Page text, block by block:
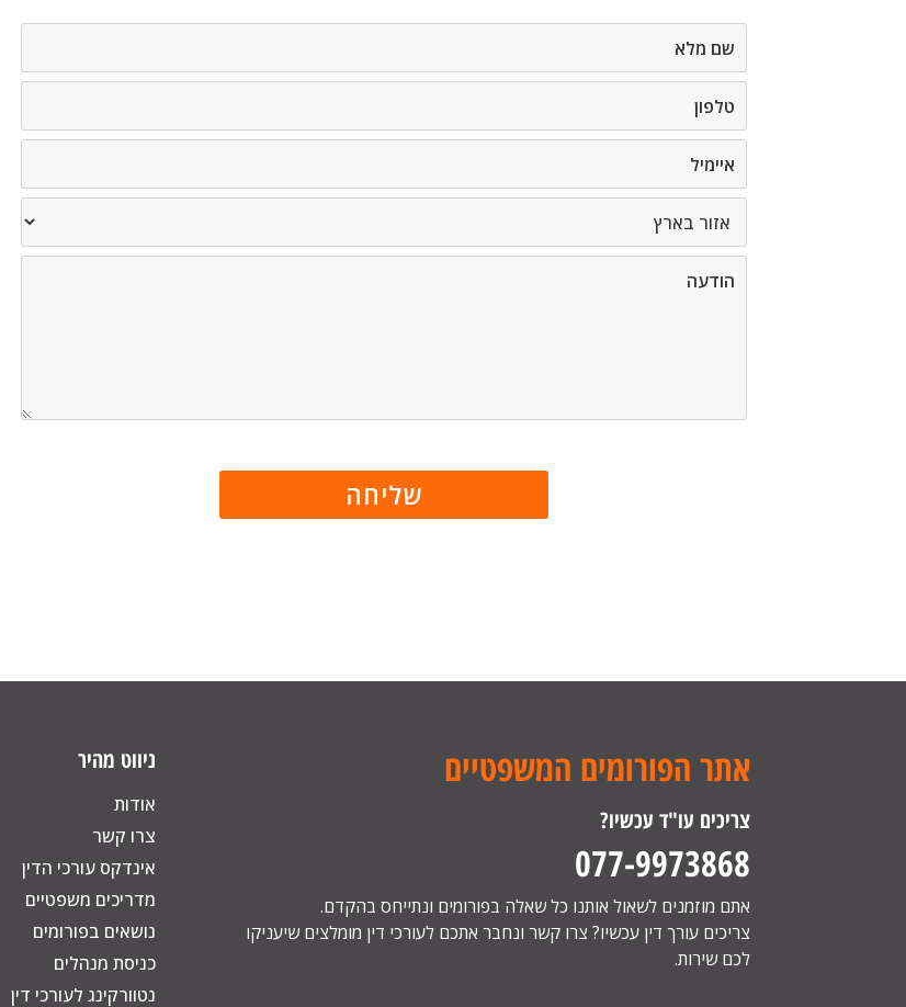
אתר הפורומים המשפטיים
צריכים עו"ד עכשיו?
077-9973868
אתם מוזמנים לשאול אותנו כל שאלה בפורומים ונתייחס בהקדם.
צריכים עורך דין עכשיו? צרו קשר ונחבר אתכם לעורכי דין מומלצים שיעניקו
לכם שירות.
ניווט מהיר
אודות
צרו קשר
אינדקס עורכי הדין
מדריכים משפטיים
נושאים בפורומים
כניסת מנהלים
נטוורקינג לעורכי דין